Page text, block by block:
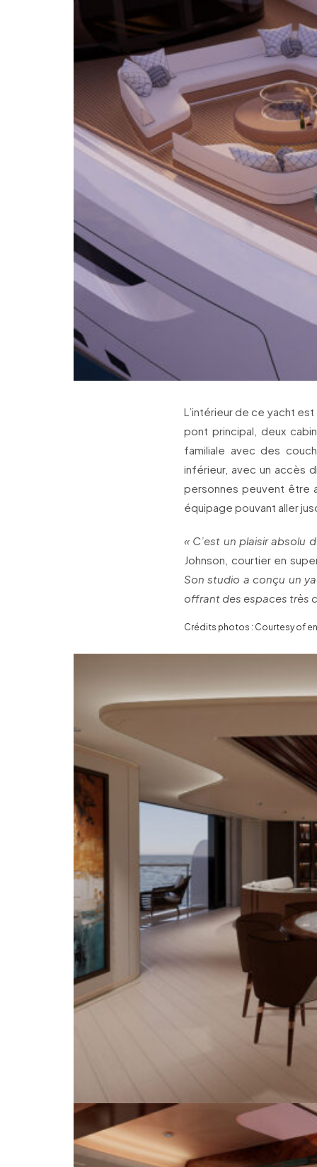
L’intérieur de ce yacht
pont principal, deux
familiale avec des
inférieur, avec un accès
personnes peuvent être
équipage pouvant aller
« C’est un plaisir absolu
Johnson, courtier en
Son studio a conçu un
offrant des espaces très
Crédits photos : Courtesy of